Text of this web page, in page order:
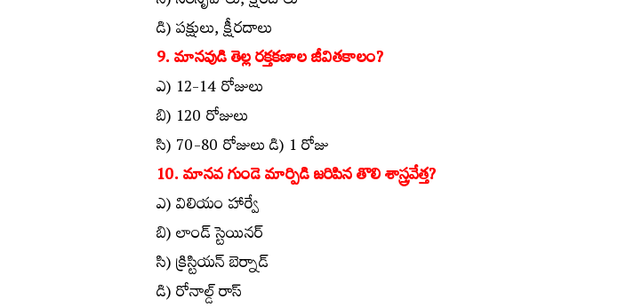
డి) పక్షులు, క్షీరదాలు
9. మానవుడి తెల్ల రక్తకణాల జీవితకాలం?
ఎ) 12-14 రోజులు
బి) 120 రోజులు
సి) 70-80 రోజులు డి) 1 రోజు
10. మానవ గుండె మార్పిడి జరిపిన తొలి శాస్త్రవేత్త?
ఎ) విలియం హార్వే
బి) లాండ్‌ స్టెయినర్‌
సి) క్రిస్టియన్‌ బెర్నాడ్‌
డి) రోనాల్డ్‌ రాస్‌